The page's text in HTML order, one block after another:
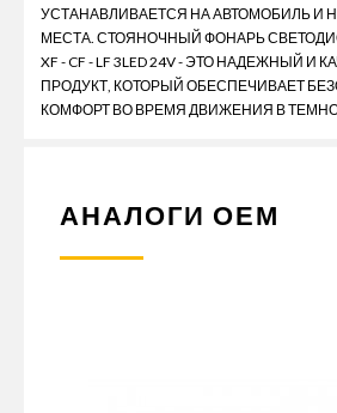
УСТАНАВЛИВАЕТСЯ НА АВТОМОБИЛЬ И
МЕСТА. СТОЯНОЧНЫЙ ФОНАРЬ
XF - CF - LF 3LED 24V - ЭТО НАДЕЖНЫЙ И
ПРОДУКТ, КОТОРЫЙ ОБЕСПЕЧИВАЕТ
КОМФОРТ ВО ВРЕМЯ ДВИЖЕНИЯ В
АНАЛОГИ ОЕМ